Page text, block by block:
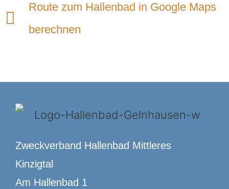
Route zum Hallenbad in Google Maps
berechnen
Zweckverband Hallenbad Mittleres
Kinzigtal
Am Hallenbad 1